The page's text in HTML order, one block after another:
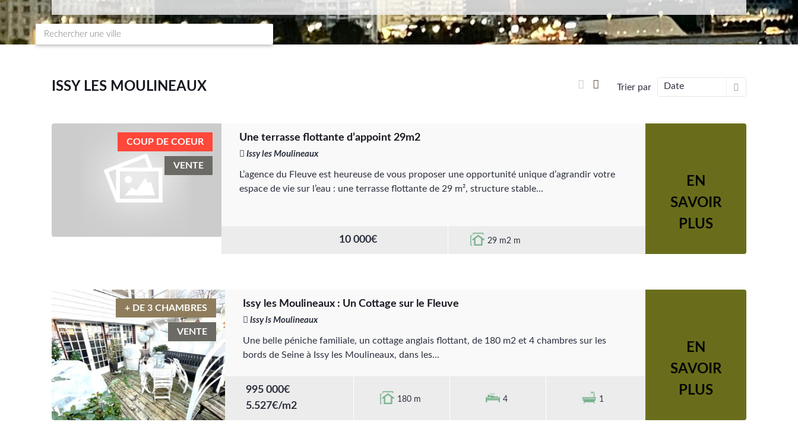
ISSY LES MOULINEAUX Trier par Date
COUP DE COEUR
VENTE
Une terrasse flottante d’appoint 29m2
Issy les Moulineaux
L’agence du Fleuve est heureuse de vous proposer une opportunité unique d’agrandir votre
espace de vie sur l’eau : une terrasse flottante de 29 m², structure stable...
10 000€ 29 m2 m
EN
SAVOIR
PLUS
+ DE 3 CHAMBRES
VENTE
Issy les Moulineaux : Un Cottage sur le Fleuve
Issy ls Moulineaux
Une belle péniche familiale, un cottage anglais flottant, de 180 m2 et 4 chambres sur les
bords de Seine à Issy les Moulineaux, dans les...
995 000€
5.527€/m2
180 m 4 1
EN
SAVOIR
PLUS